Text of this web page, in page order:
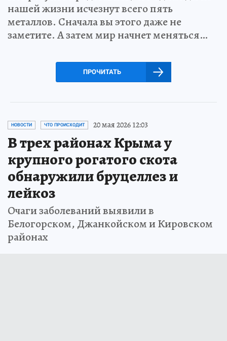
нашей жизни исчезнут всего пять
металлов. Сначала вы этого даже не
заметите. А затем мир начнет меняться…
ПРОЧИТАТЬ
НОВОСТИ ЧТО ПРОИСХОДИТ 20 мая 2026 12:03
В трех районах Крыма у
крупного рогатого скота
обнаружили бруцеллез и
лейкоз
Очаги заболеваний выявили в
Белогорском, Джанкойском и Кировском
районах